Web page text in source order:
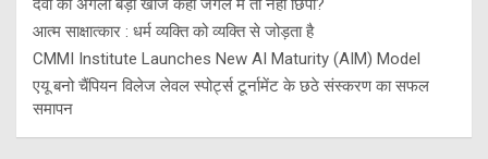
दवा की अगली बड़ी खोज कहीं जंगल में तो नहीं छिपी?
आत्म साक्षात्कार : धर्म व्यक्ति को व्यक्ति से जोड़ता है
CMMI Institute Launches New AI Maturity (AIM) Model
एयू बनो चैंपियन विलेज लेवल स्पोर्ट्स टूर्नामेंट के छठे संस्करण का सफल
समापन